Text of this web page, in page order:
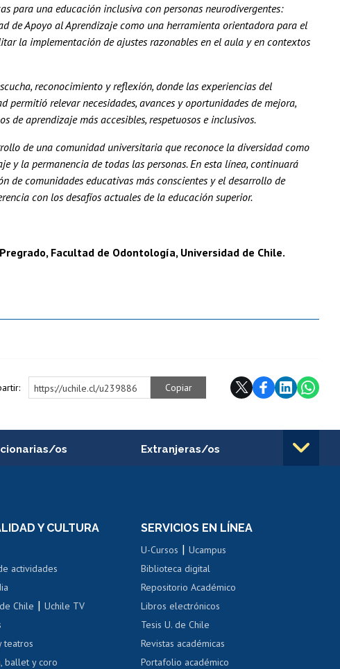
para una educación inclusiva con personas neurodivergentes:
de Apoyo al Aprendizaje como una herramienta orientadora para el
la implementación de ajustes razonables en el aula y en contextos
reconocimiento y reflexión, donde las experiencias del
relevar necesidades, avances y oportunidades de mejora,
aprendizaje más accesibles, respetuosos e inclusivos.
de una comunidad universitaria que reconoce la diversidad como
y la permanencia de todas las personas. En esta línea, continuará
comunidades educativas más conscientes y el desarrollo de
con los desafíos actuales de la educación superior.
Facultad de Odontología, Universidad de Chile.
https://uchile.cl/u239886 Copiar
os
de movilidad interna
de renta
de renta
de correo uchile
Extranjeras/os
Movilidad Estudiantil
Cursos de español
sexual y violencia
Y CULTURA
actividades
Chile |Uchile TV
teatros
ballet y coro
SERVICIOS EN LÍNEA
U-Cursos |Ucampus
Biblioteca digital
Repositorio Académico
Libros electrónicos
Tesis U. de Chile
Revistas académicas
Portafolio académico